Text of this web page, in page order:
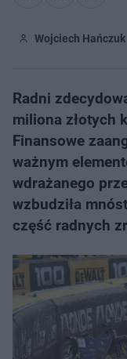
Wojciech Hańczuk
Radni
miliona złotych
Finansowe
ważnym
wdrażanego
wzbudziła
część radnych